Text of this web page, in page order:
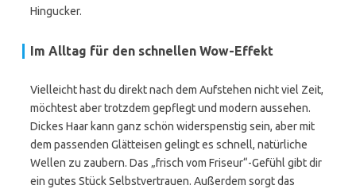
Hingucker.
Im Alltag für den schnellen Wow-Effekt
Vielleicht hast du direkt nach dem Aufstehen nicht viel Zeit,
möchtest aber trotzdem gepflegt und modern aussehen.
Dickes Haar kann ganz schön widerspenstig sein, aber mit
dem passenden Glätteisen gelingt es schnell, natürliche
Wellen zu zaubern. Das „frisch vom Friseur“-Gefühl gibt dir
ein gutes Stück Selbstvertrauen. Außerdem sorgt das